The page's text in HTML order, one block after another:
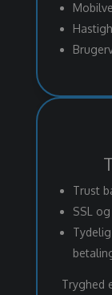
Trust
SSL
Tryghed